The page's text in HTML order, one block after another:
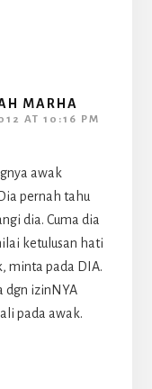
MARHA
AT 10:16 PM
awak
pernah tahu
dia. Cuma dia
ketulusan hati
minta pada DIA.
dgn izinNYA
pada awak.